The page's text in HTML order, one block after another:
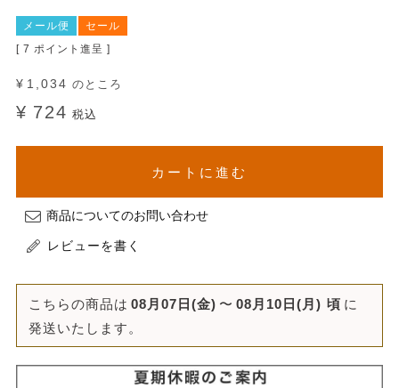
メール便
セール
[ 7 ポイント進呈 ]
¥ 1,034 のところ
¥ 724 税込
カートに進む
商品についてのお問い合わせ
レビューを書く
こちらの商品は 08月07日(金) 〜 08月10日(月) 頃 に
発送いたします。